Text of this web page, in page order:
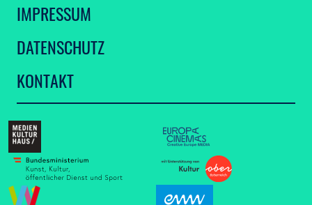
IMPRESSUM
DATENSCHUTZ
KONTAKT